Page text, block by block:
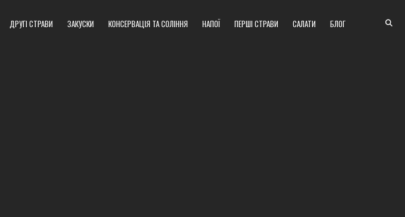
ДРУГІ СТРАВИ ЗАКУСКИ КОНСЕРВАЦІЯ ТА СОЛІННЯ НАПОЇ ПЕРШІ СТРАВИ САЛАТИ БЛОГ